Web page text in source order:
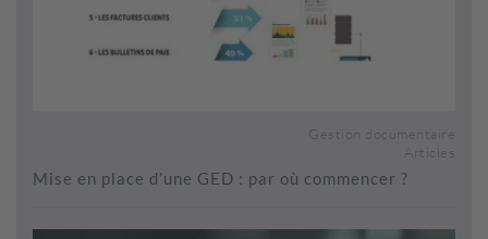
Gestion documentaire
Articles
Mise en place d’une GED : par où commencer ?